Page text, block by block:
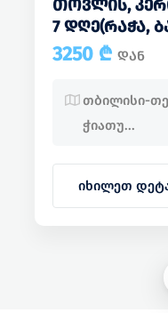
ᲗᲝᲕᲚᲘᲡ,
7 ᲓᲦᲔ(ᲠᲐᲭᲐ,
3250 ₾ ᲓᲐᲜ
თბილისი-
ჭიათუ...
იხილეთ